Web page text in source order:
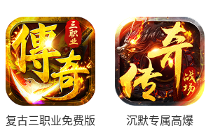
复古三职业免费版 沉默专属高爆